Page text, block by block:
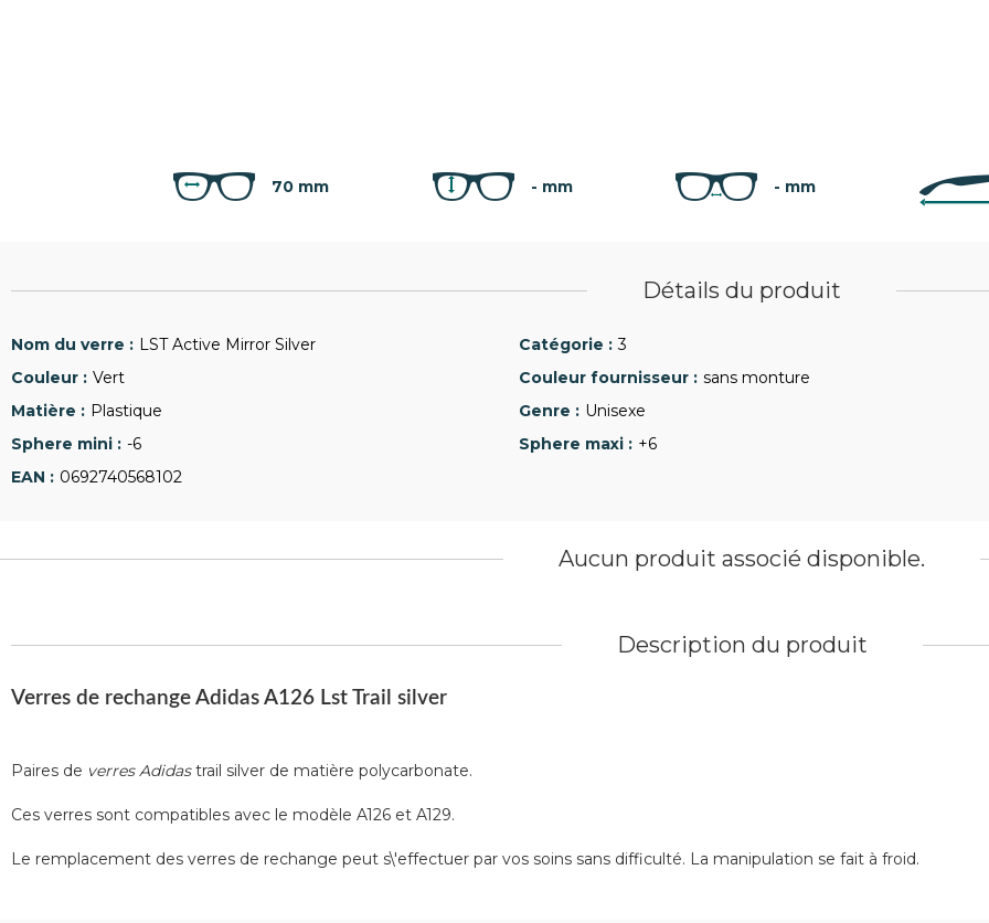
70 mm - mm - mm
Détails du produit
LST Active Mirror Silver
3
Vert
sans monture
Plastique
Unisexe
-6
+6
0692740568102
Description du produit
Verres de rechange Adidas A126 Lst Trail silver
Paires de verres Adidastrail silver de matière polycarbonate.
Ces verres sont compatibles avec le modèle A126 et A129.
Le remplacement des verres de rechange peut s\'effectuer par vos soins sans difficulté. La manipulation se fait à froid.
Aucun produit associé disponible.